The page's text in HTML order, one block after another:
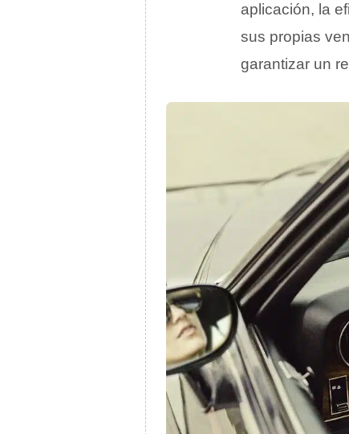
aplicación, la
sus propias
garantizar un